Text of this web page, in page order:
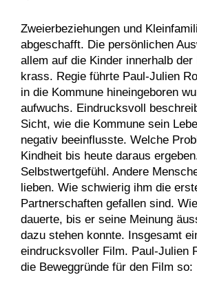
Zweierbeziehungen und
abgeschafft. Die persönlichen
allem auf die Kinder innerhalb der
krass. Regie führte Paul-Julien
in die Kommune hineingeboren
aufwuchs. Eindrucksvoll
Sicht, wie die Kommune sein
negativ beeinflusste. Welche
Kindheit bis heute daraus
Selbstwertgefühl. Andere
lieben. Wie schwierig ihm die
Partnerschaften gefallen sind.
dauerte, bis er seine Meinung
dazu stehen konnte. Insgesamt
eindrucksvoller Film. Paul-Julien
die Beweggründe für den Film so: